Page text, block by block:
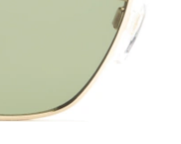
59 mm
Μήκος φακού
Μήκος